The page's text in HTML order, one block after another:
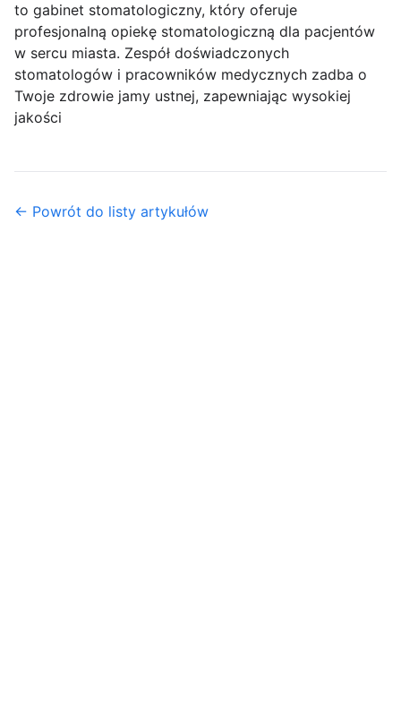
to gabinet stomatologiczny, który oferuje
profesjonalną opiekę stomatologiczną dla pacjentów
w sercu miasta. Zespół doświadczonych
stomatologów i pracowników medycznych zadba o
Twoje zdrowie jamy ustnej, zapewniając wysokiej
jakości
← Powrót do listy artykułów